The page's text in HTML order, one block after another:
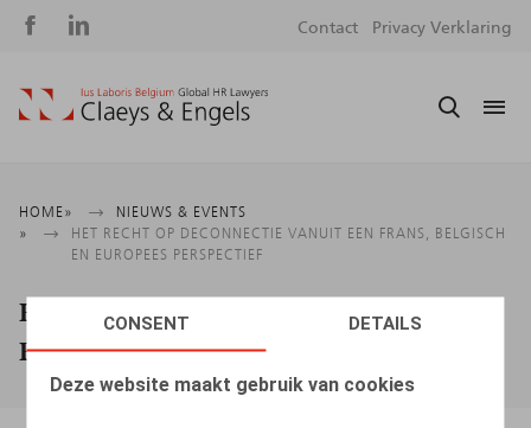
CONSENT DETAILS
Deze website maakt gebruik van cookies
Social
Contact Privacy Verklaring
Kruimelpad
HOME
NIEUWS & EVENTS
HET RECHT OP DECONNECTIE VANUIT EEN FRANS, BELGISCH
EN EUROPEES PERSPECTIEF
Het recht op deconnectie vanuit een
Frans, Belgisch en Europees perspectief